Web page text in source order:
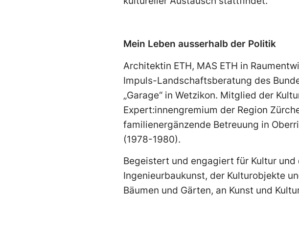
Mein Leben ausserhalb der Politik
Architektin ETH, MAS ETH in
Impuls-Landschaftsberatung des
„Garage“ in Wetzikon. Mitglied der
Expert:innengremium der Region
familienergänzende Betreuung in
(1978-1980).
Begeistert und engagiert für Kultur
Ingenieurbaukunst, der Kulturobjekte
Bäumen und Gärten, an Kunst und